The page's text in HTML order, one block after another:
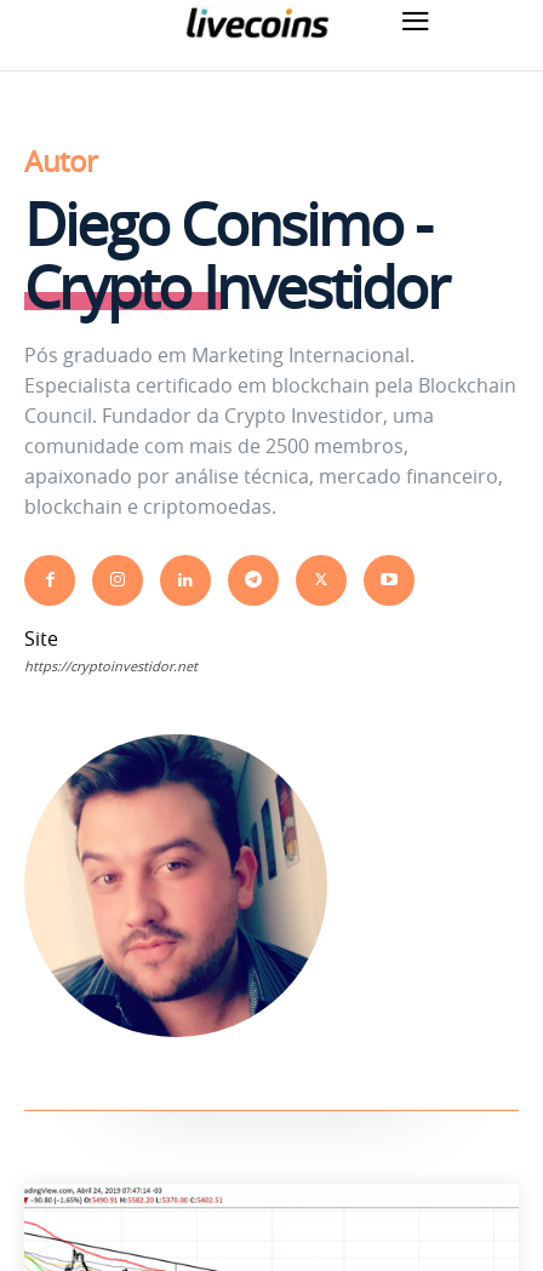
Autor
Diego Consimo -
Crypto Investidor
Pós graduado em Marketing Internacional.
Especialista certificado em blockchain pela Blockchain
Council. Fundador da Crypto Investidor, uma
comunidade com mais de 2500 membros,
apaixonado por análise técnica, mercado financeiro,
blockchain e criptomoedas.
Site
https://cryptoinvestidor.net